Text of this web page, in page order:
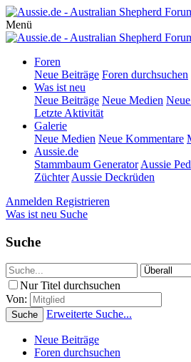
Menü
Foren
Neue Beiträge Foren durchsuchen
Was ist neu
Neue Beiträge Neue Medien
Letzte Aktivität
Galerie
Neue Medien Neue Kommentare
Aussie.de
Stammbaum Generator Aussie
Züchter Aussie Deckrüden
Anmelden Registrieren
Was ist neu Suche
Suche
Nur Titel durchsuchen
Von:
Suche Erweiterte Suche...
Neue Beiträge
Foren durchsuchen